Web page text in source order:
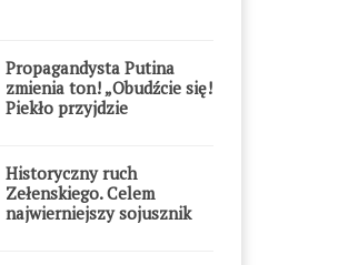
Propagandysta Putina
zmienia ton! „Obudźcie się!
Piekło przyjdzie
Historyczny ruch
Zełenskiego. Celem
najwierniejszy sojusznik